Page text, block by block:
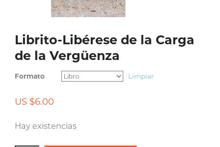
Librito-Libérese de la Carga
de la Vergüenza
Formato Limpiar
US $6.00
Hay existencias